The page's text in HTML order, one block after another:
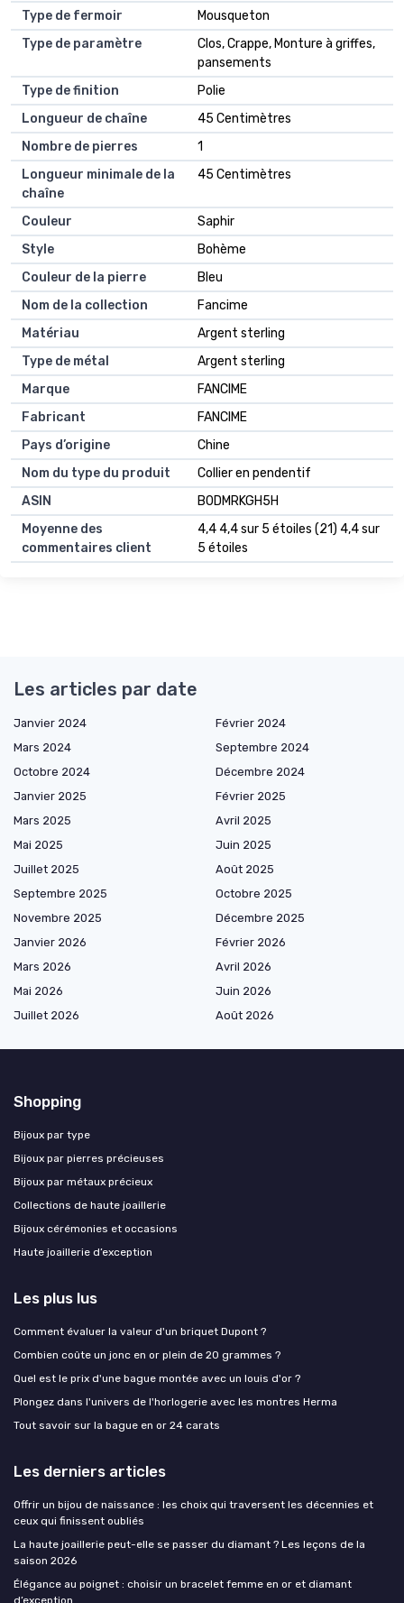
Type de fermoir
Mousqueton
Type de paramètre
Clos, Crappe, Monture à griffes,
pansements
Type de finition
Polie
Longueur de chaîne
45 Centimètres
Nombre de pierres
1
Longueur minimale de la
chaîne
45 Centimètres
Couleur
Saphir
Style
Bohème
Couleur de la pierre
Bleu
Nom de la collection
Fancime
Matériau
Argent sterling
Type de métal
Argent sterling
Marque
FANCIME
Fabricant
FANCIME
Pays d’origine
Chine
Nom du type du produit
Collier en pendentif
ASIN
B0DMRKGH5H
Moyenne des
commentaires client
4,4 4,4 sur 5 étoiles (21) 4,4 sur
5 étoiles
Les articles par date
Janvier 2024
Février 2024
Mars 2024
Septembre 2024
Octobre 2024
Décembre 2024
Janvier 2025
Février 2025
Mars 2025
Avril 2025
Mai 2025
Juin 2025
Juillet 2025
Août 2025
Septembre 2025
Octobre 2025
Novembre 2025
Décembre 2025
Janvier 2026
Février 2026
Mars 2026
Avril 2026
Mai 2026
Juin 2026
Juillet 2026
Août 2026
Shopping
Bijoux par type
Bijoux par pierres précieuses
Bijoux par métaux précieux
Collections de haute joaillerie
Bijoux cérémonies et occasions
Haute joaillerie d’exception
Les plus lus
Comment évaluer la valeur d'un briquet Dupont ?
Combien coûte un jonc en or plein de 20 grammes ?
Quel est le prix d'une bague montée avec un louis d'or ?
Plongez dans l'univers de l'horlogerie avec les montres Herma
Tout savoir sur la bague en or 24 carats
Les derniers articles
Offrir un bijou de naissance : les choix qui traversent les décennies et
ceux qui finissent oubliés
La haute joaillerie peut-elle se passer du diamant ? Les leçons de la
saison 2026
Élégance au poignet : choisir un bracelet femme en or et diamant
d’exception